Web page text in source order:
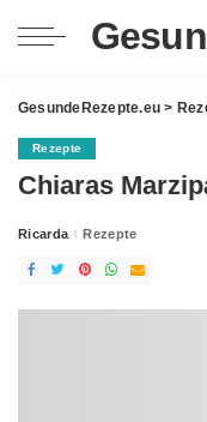
GesundeRezepte.eu >
Rezepte
Chiaras
Posted
Ricarda Rezepte